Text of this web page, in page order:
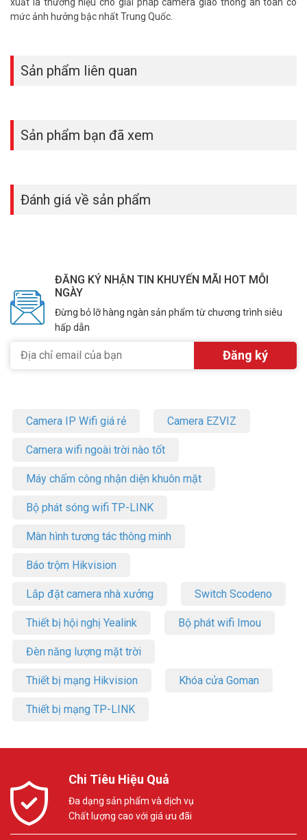
mức ảnh hưởng bậc nhất Trung Quốc.
Sản phẩm liên quan
Sản phẩm bạn đã xem
Đánh giá về sản phẩm
ĐĂNG KÝ NHẬN TIN KHUYẾN MÃI HOT MỖI
NGÀY
Đừng bỏ lỡ hàng ngàn sản phẩm từ chương trình siêu
hấp dẫn
Camera IP Wifi giá rẻ Camera EZVIZ
Camera wifi ngoài trời nào tốt
Máy chấm công nhận diện khuôn mặt
Bộ phát sóng wifi TP-LINK
Màn hình tương tác thông minh
Báo trộm Hikvision
Lắp đặt camera nhà xưởng Switch Scodeno
Thiết bị hội nghị Yealink Bộ phát wifi Imou
Đèn năng lượng mặt trời
Thiết bị mạng Hikvision Khóa cửa Goman
Thiết bị mạng TP-LINK
Chi Tiêu Hiệu Quả
Đa dạng sản phẩm và dịch vụ
Chất lượng cao với giá ưu đãi